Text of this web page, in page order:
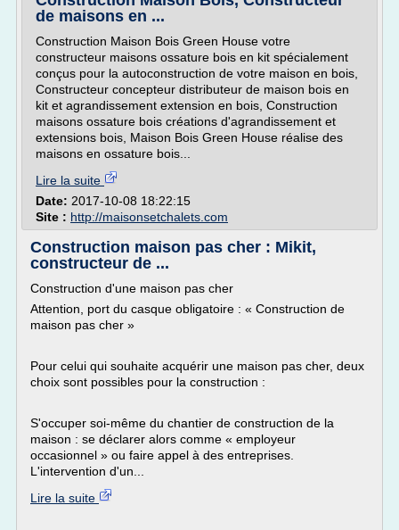
de maisons en ...
Construction Maison Bois Green House votre
constructeur maisons ossature bois en kit spécialement
conçus pour la autoconstruction de votre maison en bois,
Constructeur concepteur distributeur de maison bois en
kit et agrandissement extension en bois, Construction
maisons ossature bois créations d'agrandissement et
extensions bois, Maison Bois Green House réalise des
maisons en ossature bois...
Lire la suite
Date: 2017-10-08 18:22:15
Site : http://maisonsetchalets.com
Construction maison pas cher : Mikit,
constructeur de ...
Construction d'une maison pas cher
Attention, port du casque obligatoire : « Construction de
maison pas cher »
Pour celui qui souhaite acquérir une maison pas cher, deux
choix sont possibles pour la construction :
S'occuper soi-même du chantier de construction de la
maison : se déclarer alors comme « employeur
occasionnel » ou faire appel à des entreprises.
L'intervention d'un...
Lire la suite